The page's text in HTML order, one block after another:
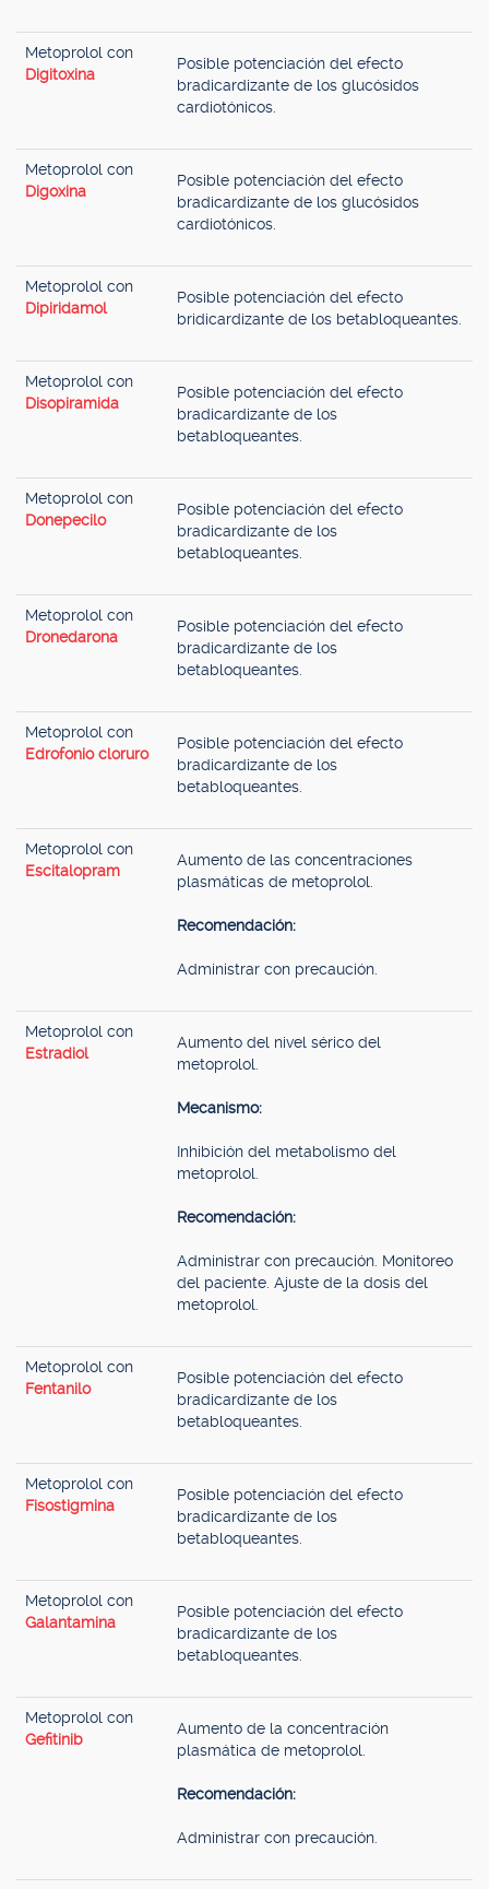
Metoprolol con
Digitoxina
Posible potenciación del efecto
bradicardizante de los glucósidos
cardiotónicos.
Metoprolol con
Digoxina
Posible potenciación del efecto
bradicardizante de los glucósidos
cardiotónicos.
Metoprolol con
Dipiridamol
Posible potenciación del efecto
bridicardizante de los betabloqueantes.
Metoprolol con
Disopiramida
Posible potenciación del efecto
bradicardizante de los
betabloqueantes.
Metoprolol con
Donepecilo
Posible potenciación del efecto
bradicardizante de los
betabloqueantes.
Metoprolol con
Dronedarona
Posible potenciación del efecto
bradicardizante de los
betabloqueantes.
Metoprolol con
Edrofonio cloruro
Posible potenciación del efecto
bradicardizante de los
betabloqueantes.
Metoprolol con
Escitalopram
Aumento de las concentraciones
plasmáticas de metoprolol.
Recomendación:
Administrar con precaución.
Metoprolol con
Estradiol
Aumento del nivel sérico del
metoprolol.
Mecanismo:
Inhibición del metabolismo del
metoprolol.
Recomendación:
Administrar con precaución. Monitoreo
del paciente. Ajuste de la dosis del
metoprolol.
Metoprolol con
Fentanilo
Posible potenciación del efecto
bradicardizante de los
betabloqueantes.
Metoprolol con
Fisostigmina
Posible potenciación del efecto
bradicardizante de los
betabloqueantes.
Metoprolol con
Galantamina
Posible potenciación del efecto
bradicardizante de los
betabloqueantes.
Metoprolol con
Gefitinib
Aumento de la concentración
plasmática de metoprolol.
Recomendación:
Administrar con precaución.